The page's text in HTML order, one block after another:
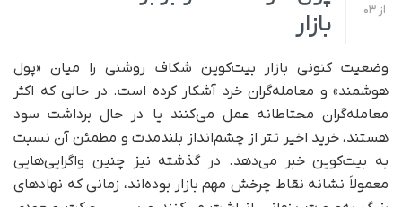
از 03
بازار
وضعیت کنونی بازار بیت‌کوین شکاف روشنی را میان «پول
هوشمند» و معامله‌گران خرد آشکار کرده است. در حالی که اکثر
معامله‌گران محتاطانه عمل می‌کنند یا در حال برداشت سود
هستند، خرید اخیر تتر از چشم‌انداز بلندمدت و مطمئن آن نسبت
به بیت‌کوین خبر می‌دهد. در گذشته نیز چنین واگرایی‌هایی
معمولاً نشانه نقاط چرخش مهم بازار بوده‌اند، زمانی که نهادهای